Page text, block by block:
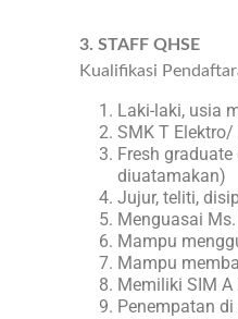
3. STAFF QHSE
Kualifikasi
Laki-laki, usia
SMK T
Fresh
diuatamakan)
Jujur, teliti,
Menguasai
Mampu
Mampu
Memiliki SIM
Penempatan